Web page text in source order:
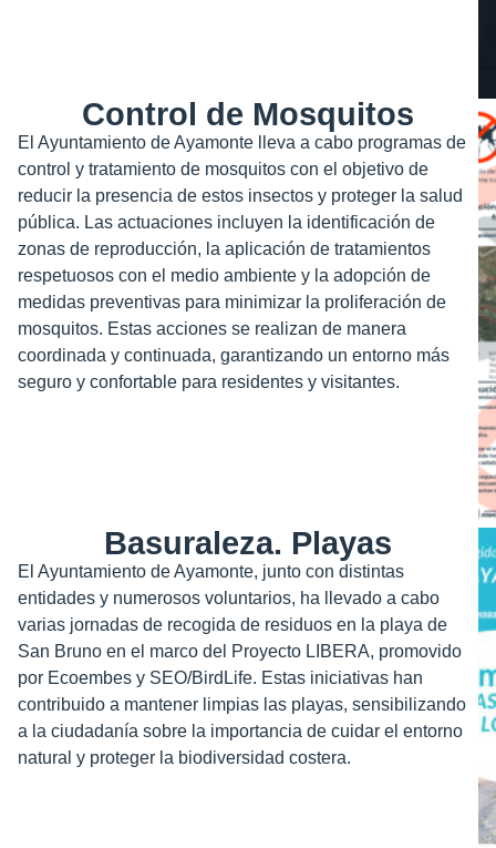
Control de Mosquitos
El Ayuntamiento de Ayamonte lleva a cabo programas de
control y tratamiento de mosquitos con el objetivo de
reducir la presencia de estos insectos y proteger la salud
pública. Las actuaciones incluyen la identificación de
zonas de reproducción, la aplicación de tratamientos
respetuosos con el medio ambiente y la adopción de
medidas preventivas para minimizar la proliferación de
mosquitos. Estas acciones se realizan de manera
coordinada y continuada, garantizando un entorno más
seguro y confortable para residentes y visitantes.
Basuraleza. Playas
El Ayuntamiento de Ayamonte, junto con distintas
entidades y numerosos voluntarios, ha llevado a cabo
varias jornadas de recogida de residuos en la playa de
San Bruno en el marco del Proyecto LIBERA, promovido
por Ecoembes y SEO/BirdLife. Estas iniciativas han
contribuido a mantener limpias las playas, sensibilizando
a la ciudadanía sobre la importancia de cuidar el entorno
natural y proteger la biodiversidad costera.